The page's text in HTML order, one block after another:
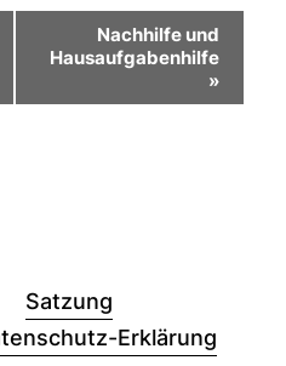
Nachhilfe und
Hausaufgabenhilfe
»
Satzung
Erklärung